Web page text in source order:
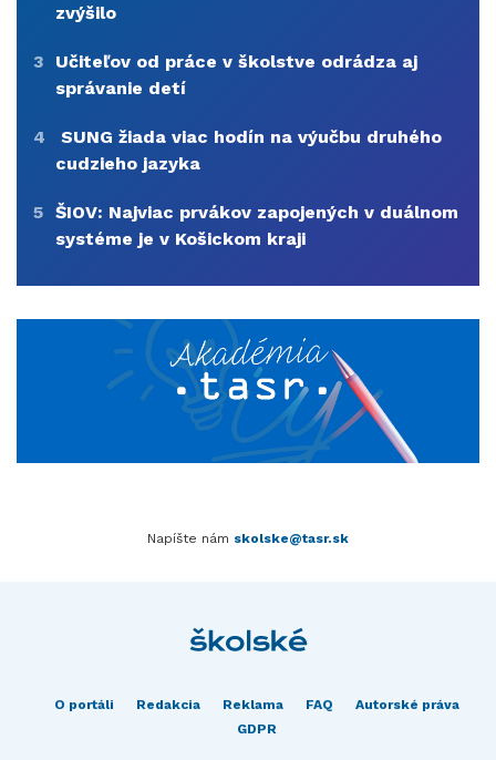
zvýšilo
3
Učiteľov od práce v školstve odrádza aj
správanie detí
4
SUNG žiada viac hodín na výučbu druhého
cudzieho jazyka
5 ŠIOV: Najviac prvákov zapojených v duálnom
systéme je v Košickom kraji
Napíšte nám skolske@tasr.sk
O portáli Redakcia Reklama FAQ
Autorské práva
GDPR